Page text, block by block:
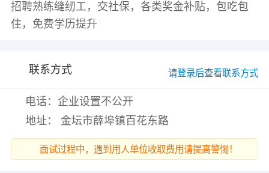
招聘熟练缝纫工，交社保，各类奖金补贴，包吃包
联系方式 请登录后查看联系方式
电话：企业设置不公开
地址： 金坛市薛埠镇百花东路
面试过程中，遇到用人单位收取费用请提高警惕！